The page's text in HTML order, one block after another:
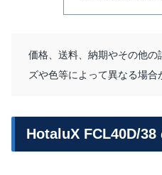
価格、送料、納期やその他の
ズや色等によって異なる場合
HotaluX FCL40D/38